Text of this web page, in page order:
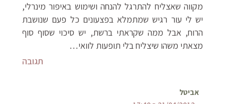
מקווה שאצליח להתרגל להנחה ושימוש באיפור מינרלי,
יש לי עור רגיש שמתמלא בפצעונים כל פעם שנושבת
הרוח, אבל ממה שקראתי ברשת, יש סיכוי שסוף סוף
מצאתי משהו שיצליח בלי תופעות לוואי…
תגובה
אביטל